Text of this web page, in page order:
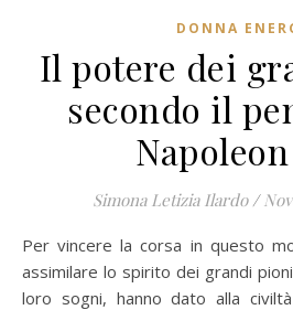
DONNA
Il potere dei
secondo il
Simona Letizia Ilardo /
Per vincere la corsa in questo mondo mutevole, dovete
assimilare lo spirito dei grandi
loro sogni, hanno dato alla